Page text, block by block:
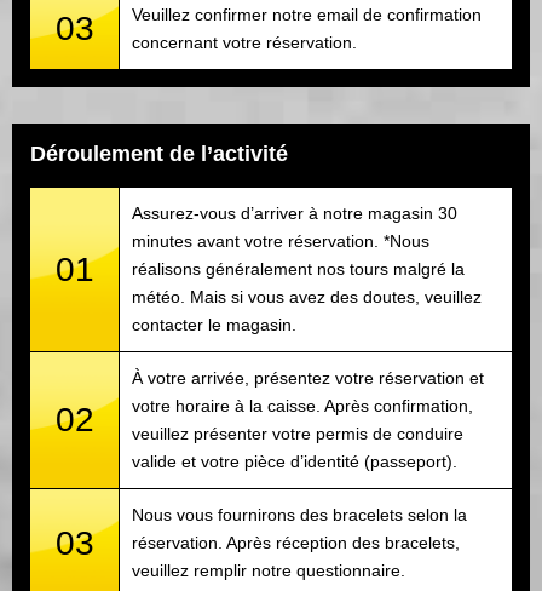
03
Veuillez confirmer notre email de confirmation
concernant votre réservation.
Déroulement de l’activité
01
Assurez-vous d’arriver à notre magasin 30
minutes avant votre réservation. *Nous
réalisons généralement nos tours malgré la
météo. Mais si vous avez des doutes, veuillez
contacter le magasin.
02
À votre arrivée, présentez votre réservation et
votre horaire à la caisse. Après confirmation,
veuillez présenter votre permis de conduire
valide et votre pièce d’identité (passeport).
03
Nous vous fournirons des bracelets selon la
réservation. Après réception des bracelets,
veuillez remplir notre questionnaire.